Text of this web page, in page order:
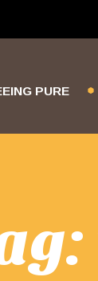
PURE